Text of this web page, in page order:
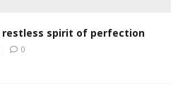
restless spirit of perfection
0